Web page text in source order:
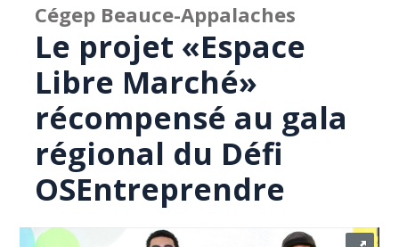
Cégep Beauce-Appalaches
Le projet «Espace
Libre Marché»
récompensé au gala
régional du Défi
OSEntreprendre